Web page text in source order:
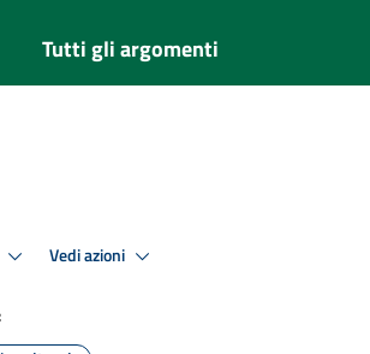
Tutti gli argomenti
Vedi azioni